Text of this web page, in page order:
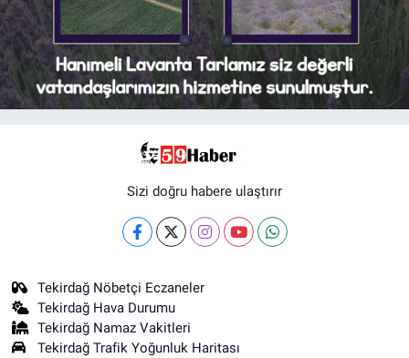
Sizi doğru habere ulaştırır
Tekirdağ Nöbetçi Eczaneler
Tekirdağ Hava Durumu
Tekirdağ Namaz Vakitleri
Tekirdağ Trafik Yoğunluk Haritası